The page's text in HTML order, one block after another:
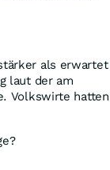
als erwartet
laut der am
Volkswirte hatten